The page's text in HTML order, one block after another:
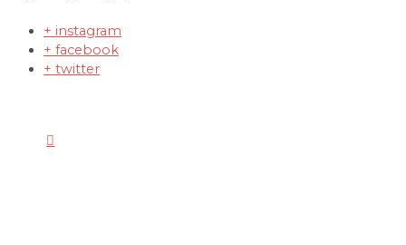
+ instagram
+ facebook
+ twitter